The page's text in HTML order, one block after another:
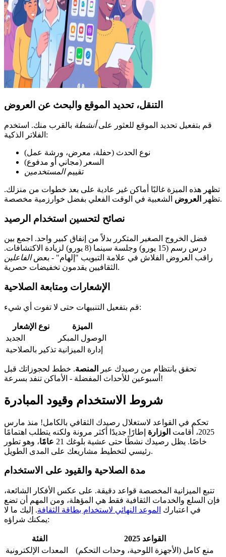
التنقل، تحديد الموقع والبحث عن العروض
قم بتفعيل تحديد الموقع للعثور علىأنشطة بالقرب منك. استخدم
الفلاتر الذكية:
نوع الحدث (حفلة، معرض، ورشة عمل)
السعر (مجاني أو مدفوع)
تقييمالمستخدمين
تظهر هذه الميزة غالبًا أماكن غير عادية على بعد خطوات من منزلك.
تظهر
العروض الشعبية في الوقت الفعلي بفضل خوارزمية مخصصة.
نصائح لتحسين استخدام الرصيد
فضل الخروج الصغير المتكرر بدلاً من إنفاق كبير واحد. اجمع بين
درس رسم (15 يورو) وجلسة سينما (8 يورو) لزيادة الاكتشافات.
راقب العروض الفلاش في علامة التبويب "إلهام" - بعضالفاعلين
الثقافيين يقدمون تخفيضات حصرية.
الإشعارات ومتابعة الصلاحية
قم بتفعيل التنبيهات حتى لا تفوت أي شيء:
نوع الإشعار
الميزة
الجديد
الوصول المبكر
تذكير بالصلاحية إدارة الميزانية
تحقق بانتظام من رصيدك عبر المنصة. خطط لحجوزاتك قبل
أسبوعين للأحداث المفضلة - الأماكن تنفد بسرعة!
شروط الاستخدام وقيود المبادرة
تحكم في القواعد لاستغلال رصيدك الثقافي بالكامل! منذ مارس
2025، أقامت
الوزارة إطارًا جديدًا أكثر مرونة ولكنه يتطلب اهتمامًا
خاصًا. يظل رصيدك نشطًا حتى عشية بلوغك 21
عامًا، وهو تطور
رئيسي لتخطيط مشاريعك على المدى الطويل.
مدة الصلاحية والقيود على الاستخدام
تتبع الميزانية المخصصة قواعد دقيقة. على عكس الأفكار الشائعة،
فإن السلع والخدمات الثقافية فقط هي المؤهلة، ومن المهم أن تضع
في اعتبارك الموعد النهائي لاستخدام بطاقة الثقافة. إليك ما لا
يمكنك شراؤه:
الفئة
القواعد 2025
المعدات الإلكترونية
منع كامل (الأجهزة اللوحية، وحدات التحكم)